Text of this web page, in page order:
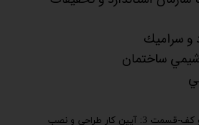
و سراميك
ساختمان
استاندارد "كاشي كاري ديوار و كف-قسمت 3: آيين كار طراحي و نصب